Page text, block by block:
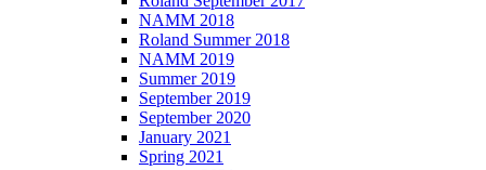
NAMM 2018
Roland Summer 2018
NAMM 2019
Summer 2019
September 2019
September 2020
January 2021
Spring 2021